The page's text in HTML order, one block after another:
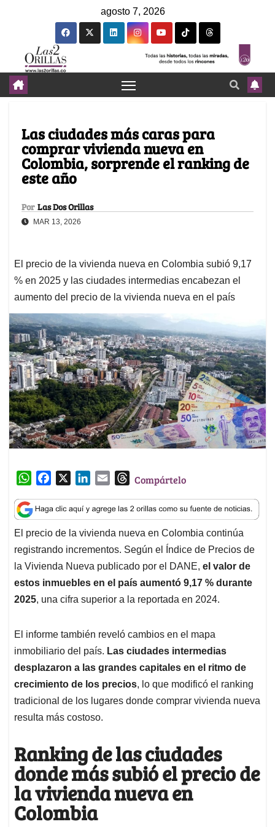
agosto 7, 2026
Las ciudades más caras para
comprar vivienda nueva en
Colombia, sorprende el ranking de
este año
Por Las Dos Orillas
MAR 13, 2026
El precio de la vivienda nueva en Colombia subió 9,17
% en 2025 y las ciudades intermedias encabezan el
aumento del precio de la vivienda nueva en el país
W
a
t
s
A
p
p
c
e
b
o
o
k
n
k
e
d
I
n
a
i
l
T
r
e
a
d
s
Compártelo
El precio de la vivienda nueva en Colombia continúa
registrando incrementos. Según el Índice de Precios de
la Vivienda Nueva publicado por el DANE, el valor de
estos inmuebles en el país aumentó 9,17 % durante
2025, una cifra superior a la reportada en 2024.
El informe también reveló cambios en el mapa
inmobiliario del país. Las ciudades intermedias
desplazaron a las grandes capitales en el ritmo de
crecimiento de los precios, lo que modificó el ranking
tradicional de los lugares donde comprar vivienda nueva
resulta más costoso.
Ranking de las ciudades
donde más subió el precio de
la vivienda nueva en
Colombia